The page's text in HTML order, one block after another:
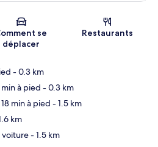
Carte
se
déplacer
Restaurants
- 0.3 km
à pied - 0.3 km
min à pied - 1.5 km
km
voiture- 1.5 km